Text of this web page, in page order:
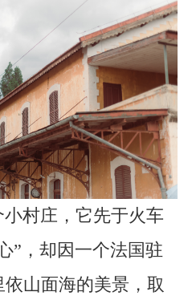
村庄，它先于火车
”，却因一个法国驻
山面海的美景，取